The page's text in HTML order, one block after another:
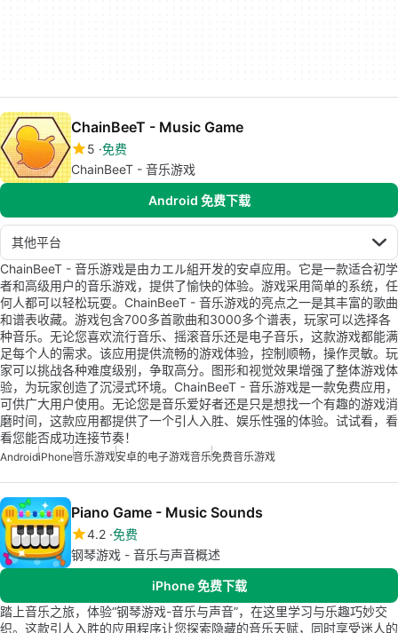
ChainBeeT - Music Game
5 免费
ChainBeeT - 音乐游戏
Android 免费下载
其他平台
ChainBeeT - 音乐游戏是由カエル組开发的安卓应用。它是一款适合初学
者和高级用户的音乐游戏，提供了愉快的体验。游戏采用简单的系统，任
何人都可以轻松玩耍。ChainBeeT - 音乐游戏的亮点之一是其丰富的歌曲
和谱表收藏。游戏包含700多首歌曲和3000多个谱表，玩家可以选择各
种音乐。无论您喜欢流行音乐、摇滚音乐还是电子音乐，这款游戏都能满
足每个人的需求。该应用提供流畅的游戏体验，控制顺畅，操作灵敏。玩
家可以挑战各种难度级别，争取高分。图形和视觉效果增强了整体游戏体
验，为玩家创造了沉浸式环境。ChainBeeT - 音乐游戏是一款免费应用，
可供广大用户使用。无论您是音乐爱好者还是只是想找一个有趣的游戏消
磨时间，这款应用都提供了一个引人入胜、娱乐性强的体验。试试看，看
看您能否成功连接节奏！
AndroidiPhone音乐游戏安卓的电子游戏音乐免费音乐游戏
Piano Game - Music Sounds
4.2 免费
钢琴游戏 - 音乐与声音概述
iPhone 免费下载
踏上音乐之旅，体验“钢琴游戏-音乐与声音”，在这里学习与乐趣巧妙交
织。这款引人入胜的应用程序让您探索隐藏的音乐天赋，同时享受迷人的